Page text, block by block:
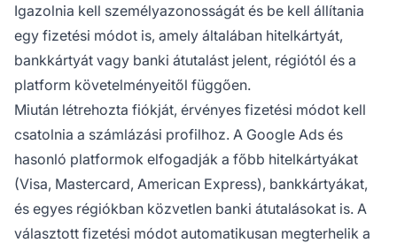
Igazolnia kell személyazonosságát és be kell állítania
egy fizetési módot is, amely általában hitelkártyát,
bankkártyát vagy banki átutalást jelent, régiótól és a
platform követelményeitől függően.
Miután létrehozta fiókját, érvényes fizetési módot kell
csatolnia a számlázási profilhoz. A Google Ads és
hasonló platformok elfogadják a főbb hitelkártyákat
(Visa, Mastercard, American Express), bankkártyákat,
és egyes régiókban közvetlen banki átutalásokat is. A
választott fizetési módot automatikusan megterhelik a